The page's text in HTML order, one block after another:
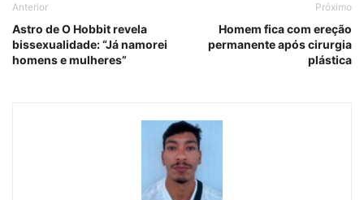
Anterior
Astro de O Hobbit revela
bissexualidade: “Já namorei
homens e mulheres”
Próximo
Homem fica com ereção
permanente após cirurgia
plástica